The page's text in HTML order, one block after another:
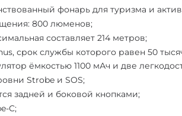
фонарь для туризма и
800 люменов;
составляет 214 метров;
срок службы которого равен 50
ёмкостью 1100 мАч и две
Strobe и SOS;
задней и боковой кнопками;
C;